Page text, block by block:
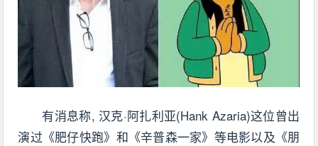
有消息称, 汉克·阿扎利亚(Hank Azaria)这位曾出
演过《肥仔快跑》和《辛普森一家》等电影以及《朋